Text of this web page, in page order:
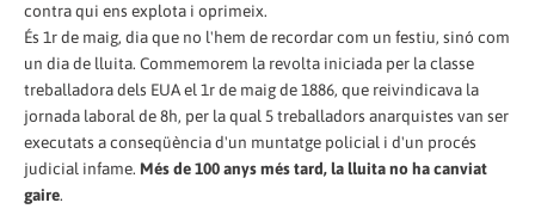
contra qui ens explota i oprimeix.
És 1rde maig, dia que no l'hem de recordar com un festiu, sinó com
un dia de lluita. Commemorem la revolta iniciada per la classe
treballadora dels EUAel1rde maig de 1886, que reivindicava la
jornada laboral de 8h, per la qual5 treballadors anarquistes van ser
executats a conseqüència d'un muntatge policial i d'un procés
judicial infame. Més de 100 anys més tard, la lluita no ha canviat
gaire.